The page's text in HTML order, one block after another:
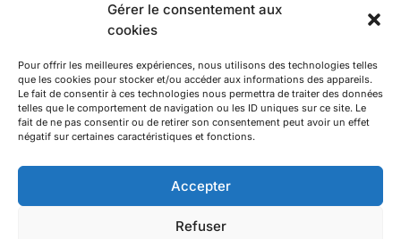
Gérer le consentement aux
cookies
Pour offrir les meilleures expériences, nous utilisons des technologies telles
que les cookies pour stocker et/ou accéder aux informations des appareils.
Le fait de consentir à ces technologies nous permettra de traiter des données
telles que le comportement de navigation ou les ID uniques sur ce site. Le
fait de ne pas consentir ou de retirer son consentement peut avoir un effet
négatif sur certaines caractéristiques et fonctions.
Accepter
Refuser
Téléphone : 04 78 53 06 40
maisondesculturesasiatiques@asiexpo.com